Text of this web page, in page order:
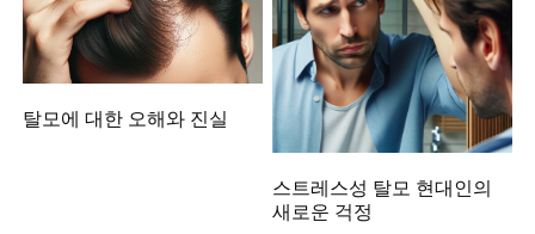
탈모에 대한 오해와 진실
스트레스성 탈모 현대인의
새로운 걱정